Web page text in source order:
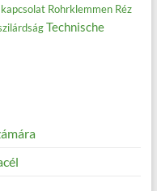
Rohrklemmen Réz
Technische